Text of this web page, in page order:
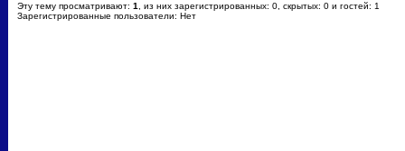
Эту тему просматривают: 1
, из них зарегистрированных: 0, скрытых: 0 и гостей: 1
Зарегистрированные пользователи: Нет